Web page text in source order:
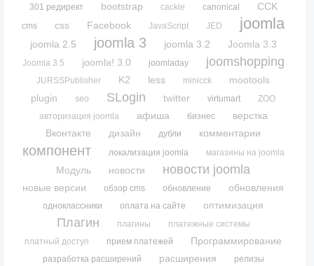
301 редирект bootstrap cackle canonical CCK
cms css Facebook JavaScript JED joomla
joomla 2.5 joomla 3 joomla 3.2 Joomla 3.3
Joomla 3.5 joomla! 3.0 joomladay joomshopping
JURSSPublisher K2 less minicck
mootools
plugin
seo SLogin twitter virtumart
ZOO
авторизация joomla
афиша бизнес
верстка
Вконтакте
дизайн дубли комментарии
компонент локализация joomla магазины на joomla
Модуль новости новости joomla
новые версии обзор cms обновление обновления
одноклассники оплата на сайте оптимизация
Плагин плагины
платежные системы
платный доступ
прием платежей Программирование
разработка расширений расширения
релизы